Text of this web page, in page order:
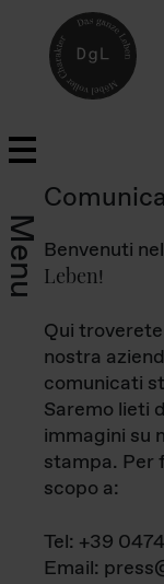
Menu Benvenuti
Leben!
Qui
nostra
comunicati
Saremo lieti
immagini su
stampa. Per
scopo a:
Tel: +39
Email: